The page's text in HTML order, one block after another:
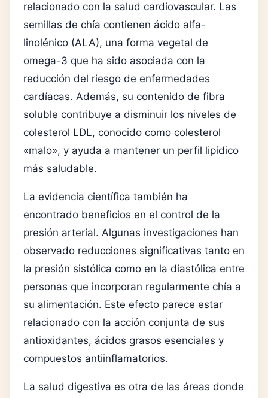
relacionado con la salud cardiovascular. Las
semillas de chía contienen ácido alfa-
linolénico (ALA), una forma vegetal de
omega-3 que ha sido asociada con la
reducción del riesgo de enfermedades
cardíacas. Además, su contenido de fibra
soluble contribuye a disminuir los niveles de
colesterol LDL, conocido como colesterol
«malo», y ayuda a mantener un perfil lipídico
más saludable.
La evidencia científica también ha
encontrado beneficios en el control de la
presión arterial. Algunas investigaciones han
observado reducciones significativas tanto en
la presión sistólica como en la diastólica entre
personas que incorporan regularmente chía a
su alimentación. Este efecto parece estar
relacionado con la acción conjunta de sus
antioxidantes, ácidos grasos esenciales y
compuestos antiinflamatorios.
La salud digestiva es otra de las áreas donde